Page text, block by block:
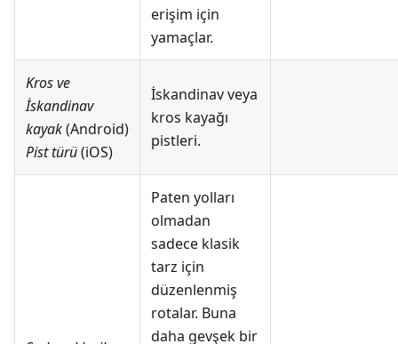
erişim için
yamaçlar.
Kros ve
İskandinav
kayak(Android)
Pist türü(iOS)
İskandinav veya
kros kayağı
pistleri.
Paten yolları
olmadan
sadece klasik
tarz için
düzenlenmiş
rotalar. Buna
daha gevşek bir